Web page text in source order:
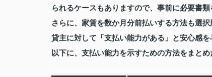
られるケースもありますので、事前に必要書
さらに、家賃を数か月分前払いする方法も選
貸主に対して「支払い能力がある」と安心感
以下に、支払い能力を示すための方法をまとめ